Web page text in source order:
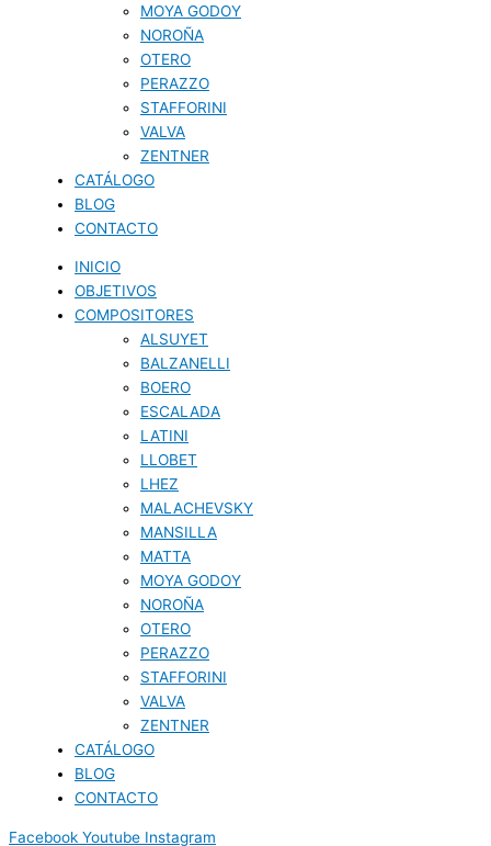
MOYA GODOY
NOROÑA
OTERO
PERAZZO
STAFFORINI
VALVA
ZENTNER
CATÁLOGO
BLOG
CONTACTO
INICIO
OBJETIVOS
COMPOSITORES
ALSUYET
BALZANELLI
BOERO
ESCALADA
LATINI
LLOBET
LHEZ
MALACHEVSKY
MANSILLA
MATTA
MOYA GODOY
NOROÑA
OTERO
PERAZZO
STAFFORINI
VALVA
ZENTNER
CATÁLOGO
BLOG
CONTACTO
Facebook Youtube Instagram